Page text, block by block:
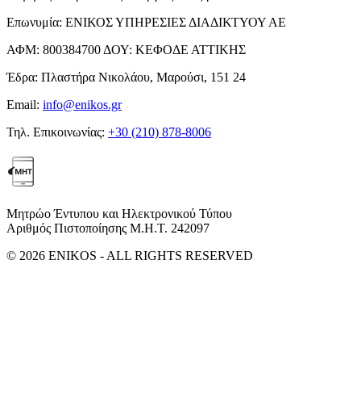
Επωνυμία: ΕΝΙΚΟΣ ΥΠΗΡΕΣΙΕΣ ΔΙΑΔΙΚΤΥΟΥ ΑΕ
ΑΦΜ: 800384700 ΔΟΥ: ΚΕΦΟΔΕ ΑΤΤΙΚΗΣ
Έδρα: Πλαστήρα Νικολάου, Μαρούσι, 151 24
Email: info@enikos.gr
Τηλ. Επικοινωνίας: +30 (210) 878-8006
Μητρώο Έντυπου και Ηλεκτρονικού Τύπου
Αριθμός Πιστοποίησης Μ.Η.Τ. 242097
© 2026 ENIKOS - ALL RIGHTS RESERVED